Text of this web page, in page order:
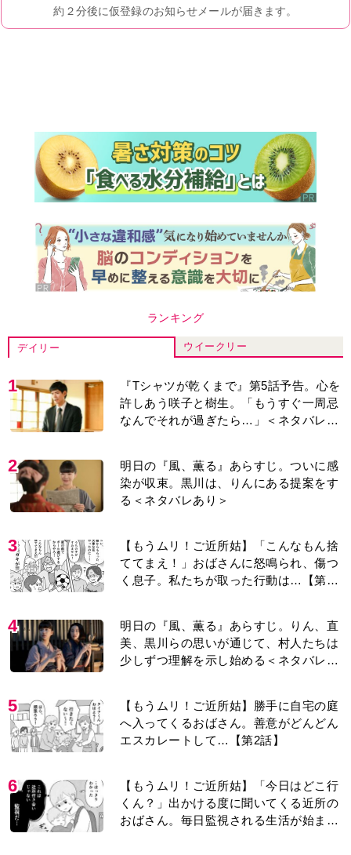
ランキング
デイリー ウイークリー
1
『Tシャツが乾くまで』第5話予告。心を
許しあう咲子と樹生。「もうすぐ一周忌
なんでそれが過ぎたら…」＜ネタバレあ
2
明日の『風、薫る』あらすじ。ついに感
染が収束。黒川は、りんにある提案をす
る＜ネタバレあり＞
3
【もうムリ！ご近所姑】「こんなもん捨
ててまえ！」おばさんに怒鳴られ、傷つ
く息子。私たちが取った行動は…【第3
4
明日の『風、薫る』あらすじ。りん、直
美、黒川らの思いが通じて、村人たちは
少しずつ理解を示し始める＜ネタバレあ
5
【もうムリ！ご近所姑】勝手に自宅の庭
へ入ってくるおばさん。善意がどんどん
エスカレートして…【第2話】
6
【もうムリ！ご近所姑】「今日はどこ行
くん？」出かける度に聞いてくる近所の
おばさん。毎日監視される生活が始ま